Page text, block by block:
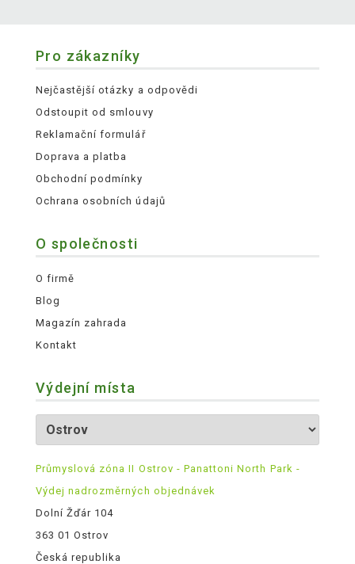
Pro zákazníky
Nejčastější otázky a odpovědi
Odstoupit od smlouvy
Reklamační formulář
Doprava a platba
Obchodní podmínky
Ochrana osobních údajů
O společnosti
O firmě
Blog
Magazín zahrada
Kontakt
Výdejní místa
Průmyslová zóna II Ostrov - Panattoni North Park -
Výdej nadrozměrných objednávek
Dolní Žďár 104
363 01 Ostrov
Česká republika